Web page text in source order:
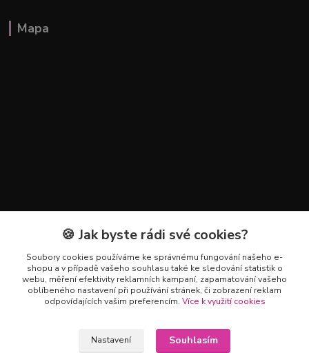
Mapa
Kontakty
+420 602 223 614
info@zahradnictvipetro.cz
🍪 Jak byste rádi své cookies?
Soubory cookies používáme ke správnému fungování našeho e-
shopu a v případě vašeho souhlasu také ke sledování statistik o
webu, měření efektivity reklamních kampaní, zapamatování vašeho
oblíbeného nastavení při používání stránek, či zobrazení reklam
odpovídajících vašim preferencím. Více k využití cookies
Nastavení Souhlasím